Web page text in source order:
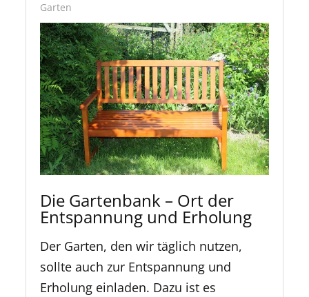
Garten
Die Gartenbank – Ort der
Entspannung und Erholung
Der Garten, den wir täglich nutzen,
sollte auch zur Entspannung und
Erholung einladen. Dazu ist es